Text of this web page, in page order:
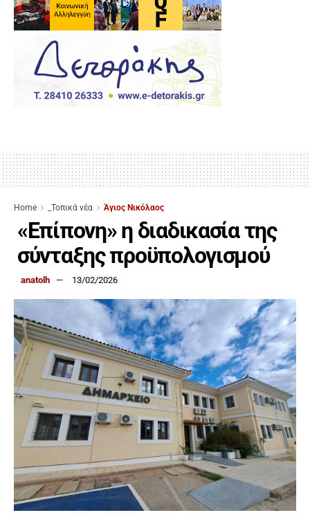
Home _Τοπικά νέα Άγιος Νικόλαος
«Επίπονη» η διαδικασία της
σύνταξης προϋπολογισμού
anatolh 13/02/2026